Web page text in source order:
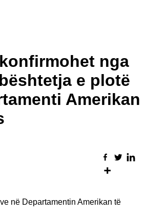
nga
e plotë
Amerikan
në Departamentin Amerikan të